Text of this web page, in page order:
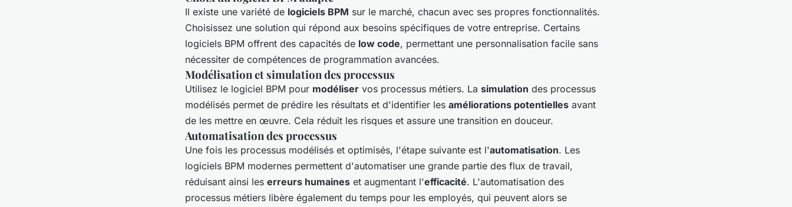
Il existe une variété de logiciels BPM sur le marché, chacun avec ses propres fonctionnalités.
Choisissez une solution qui répond aux besoins spécifiques de votre entreprise. Certains
logiciels BPM offrent des capacités de low code, permettant une personnalisation facile sans
nécessiter de compétences de programmation avancées.
Modélisation et simulation des processus
Utilisez le logiciel BPM pour modéliser vos processus métiers. La simulation des processus
modélisés permet de prédire les résultats et d'identifier les améliorations potentielles avant
de les mettre en œuvre. Cela réduit les risques et assure une transition en douceur.
Automatisation des processus
Une fois les processus modélisés et optimisés, l'étape suivante est l'automatisation. Les
logiciels BPM modernes permettent d'automatiser une grande partie des flux de travail,
réduisant ainsi les erreurs humaines et augmentant l'efficacité. L'automatisation des
processus métiers libère également du temps pour les employés, qui peuvent alors se